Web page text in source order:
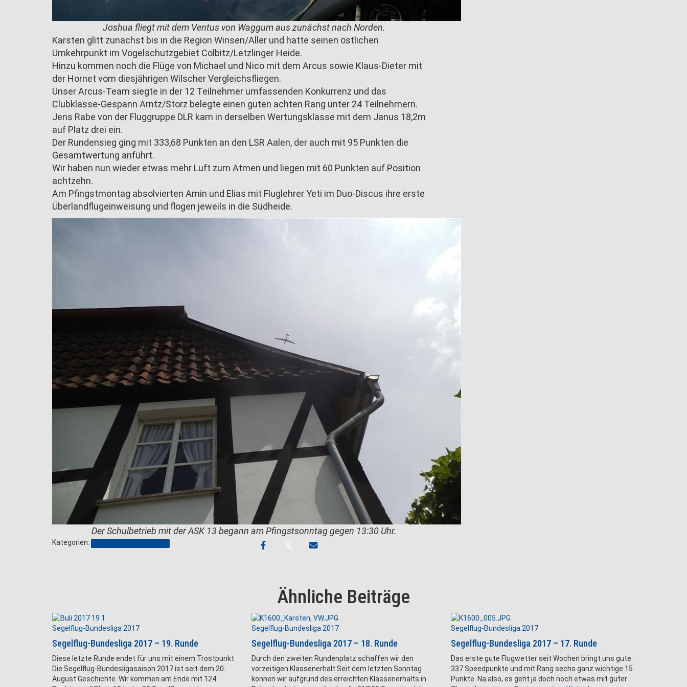
Joshua fliegt mit dem Ventus von Waggum aus zunächst nach Norden.
Karsten glitt zunächst bis in die Region Winsen/Aller und hatte seinen östlichen
Umkehrpunkt im Vogelschutzgebiet Colbitz/Letzlinger Heide.
Hinzu kommen noch die Flüge von Michael und Nico mit dem Arcus sowie Klaus-Dieter mit
der Hornet vom diesjährigen Wilscher Vergleichsfliegen.
Unser Arcus-Team siegte in der 12 Teilnehmer umfassenden Konkurrenz und das
Clubklasse-Gespann Arntz/Storz belegte einen guten achten Rang unter 24 Teilnehmern.
Jens Rabe von der Fluggruppe DLR kam in derselben Wertungsklasse mit dem Janus 18,2m
auf Platz drei ein.
Der Rundensieg ging mit 333,68 Punkten an den LSR Aalen, der auch mit 95 Punkten die
Gesamtwertung anführt.
Wir haben nun wieder etwas mehr Luft zum Atmen und liegen mit 60 Punkten auf Position
achtzehn.
Am Pfingstmontag absolvierten Amin und Elias mit Fluglehrer Yeti im Duo-Discus ihre erste
Überlandflugeinweisung und flogen jeweils in die Südheide.
Der Schulbetrieb mit der ASK 13 begann am Pfingstsonntag gegen 13:30 Uhr.
Kategorien:
Ähnliche Beiträge
Segelflug-Bundesliga 2017
Segelflug-Bundesliga 2017 – 19. Runde
Diese letzte Runde endet für uns mit einem Trostpunkt
Die Segelflug-Bundesligasaison 2017 ist seit dem 20.
August Geschichte. Wir kommen am Ende mit 124
Segelflug-Bundesliga 2017
Segelflug-Bundesliga 2017 – 18. Runde
Durch den zweiten Rundenplatz schaffen wir den
vorzeitigen Klassenerhalt Seit dem letzten Sonntag
können wir aufgrund des erreichten Klassenerhalts in
Segelflug-Bundesliga 2017
Segelflug-Bundesliga 2017 – 17. Runde
Das erste gute Flugwetter seit Wochen bringt uns gute
337 Speedpunkte und mit Rang sechs ganz wichtige 15
Punkte Na also, es geht ja doch noch etwas mit guter